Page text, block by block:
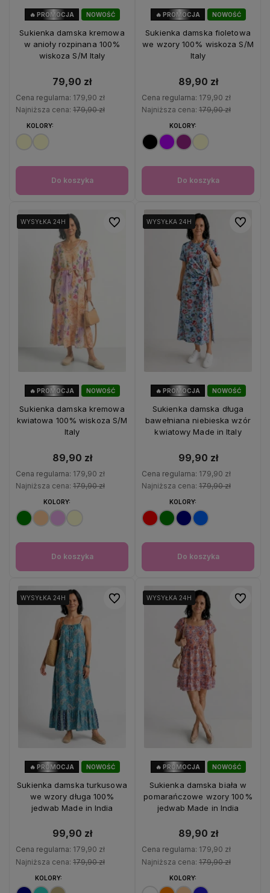
NOWOŚĆ
🔥 PROMOCJA
Sukienka damska kremowa
w anioły rozpinana 100%
wiskoza S/M Italy
79,90 zł
Cena regularna: 179,90 zł
Najniższa cena: 179,90 zł
KOLORY:
Do koszyka
NOWOŚĆ
🔥 PROMOCJA
Sukienka damska fioletowa
we wzory 100% wiskoza S/M
Italy
89,90 zł
Cena regularna: 179,90 zł
Najniższa cena: 179,90 zł
KOLORY:
Do koszyka
NOWOŚĆ
🔥 PROMOCJA
WYSYŁKA 24H
WYSYŁKA 24H
Sukienka damska kremowa
kwiatowa 100% wiskoza S/M
Italy
89,90 zł
Cena regularna: 179,90 zł
Najniższa cena: 179,90 zł
KOLORY:
Do koszyka
Do ulubionych
NOWOŚĆ
🔥 PROMOCJA
WYSYŁKA 24H
WYSYŁKA 24H
Sukienka damska długa
bawełniana niebieska wzór
kwiatowy Made in Italy
99,90 zł
Cena regularna: 179,90 zł
Najniższa cena: 179,90 zł
KOLORY:
Do koszyka
Do
NOWOŚĆ
🔥 PROMOCJA
WYSYŁKA 24H
WYSYŁKA 24H
WYSYŁKA 24H
Sukienka damska turkusowa
we wzory długa 100%
jedwab Made in India
99,90 zł
Cena regularna: 179,90 zł
Najniższa cena: 179,90 zł
KOLORY:
Do ulubionych
NOWOŚĆ
🔥 PROMOCJA
WYSYŁKA 24H
WYSYŁKA 24H
WYSYŁKA 24H
Sukienka damska biała w
pomarańczowe wzory 100%
jedwab Made in India
89,90 zł
Cena regularna: 179,90 zł
Najniższa cena: 179,90 zł
KOLORY:
Do